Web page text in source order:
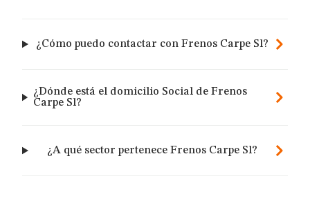
¿Cómo puedo contactar con Frenos Carpe Sl?
¿Dónde está el domicilio Social de Frenos
Carpe Sl?
¿A qué sector pertenece Frenos Carpe Sl?